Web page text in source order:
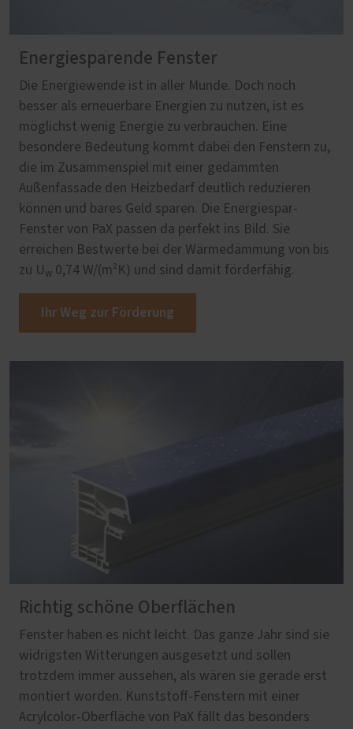
Energiesparende Fenster
Die Energiewende ist in aller Munde. Doch noch
besser als erneuerbare Energien zu nutzen, ist es
möglichst wenig Energie zu verbrauchen. Eine
besondere Bedeutung kommt dabei den Fenstern zu,
die im Zusammenspiel mit einer gedämmten
Außenfassade den Heizbedarf deutlich reduzieren
können und bares Geld sparen. Die Energiespar-
Fenster von PaX passen da perfekt ins Bild. Sie
erreichen Bestwerte bei der Wärmedämmung von bis
zu U w 0,74 W/(m²K) und sind damit förderfähig.
Ihr Weg zur Förderung
Richtig schöne Oberflächen
Fenster haben es nicht leicht. Das ganze Jahr sind sie
widrigsten Witterungen ausgesetzt und sollen
trotzdem immer aussehen, als wären sie gerade erst
montiert worden. Kunststoff-Fenstern mit einer
Acrylcolor-Oberfläche von PaX fällt das besonders